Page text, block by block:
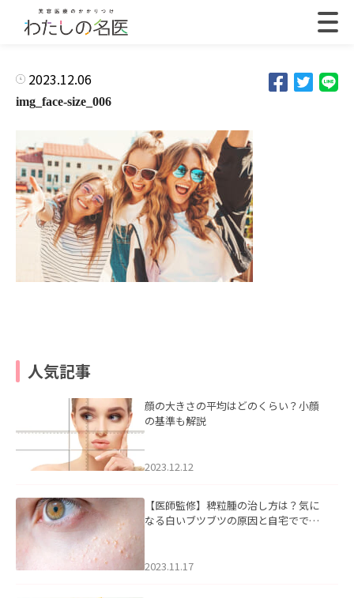
2023.12.06
img_face-size_006
人気記事
顔の大きさの平均はどのくらい？小顔
の基準も解説
2023.12.12
【医師監修】稗粒腫の治し方は？気に
なる白いブツブツの原因と自宅ででき
2023.11.17